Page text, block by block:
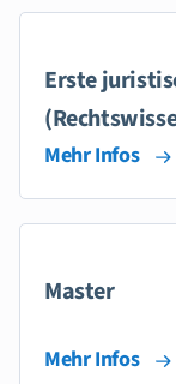
Erste
Mehr Infos
Master
Mehr Infos